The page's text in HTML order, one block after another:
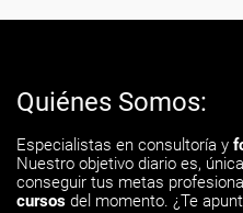
Quiénes Somos:
Especialistas en consultoría y
Nuestro objetivo diario es,
conseguir tus metas
cursos del momento. ¿Te